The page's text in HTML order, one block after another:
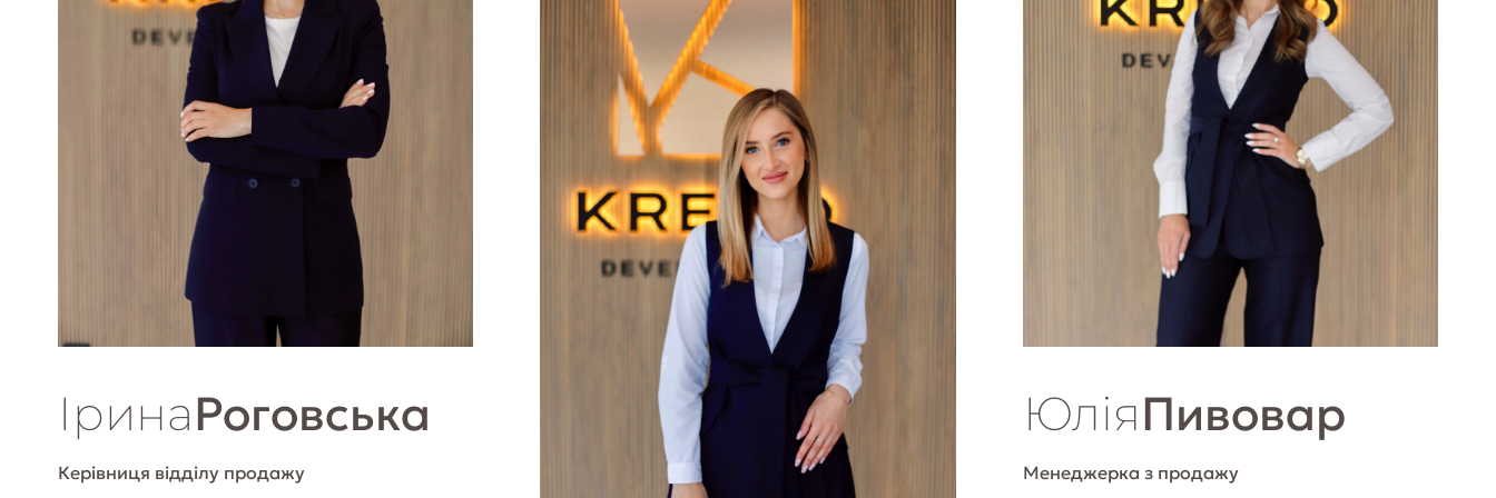
ІринаРоговська
Керівниця відділу продажу
ЮліяПивовар
Менеджерка з продажу